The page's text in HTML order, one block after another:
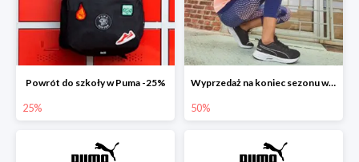
Powrót do szkoły w Puma -25%
25%
Wyprzedaż na koniec sezonu w Puma do -50%
50%